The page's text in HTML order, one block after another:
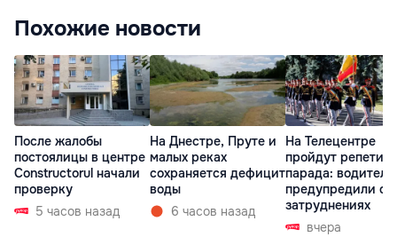
Похожие новости
После жалобы
постоялицы в центре
Constructorul начали
проверку
5 часов назад
На Днестре, Пруте и
малых реках
сохраняется дефицит
воды
6 часов назад
На Телецентре
пройдут
парада:
предупредили о
затруднениях
вчера